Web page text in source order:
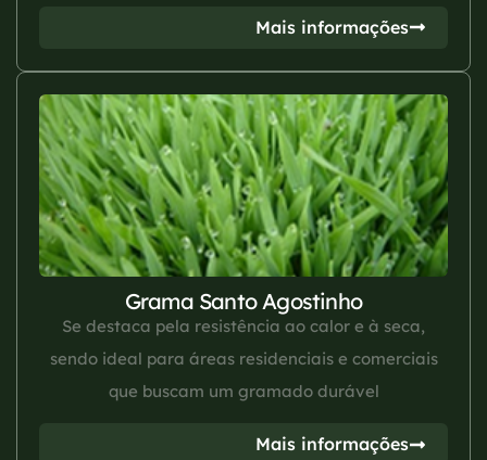
Mais informações
Grama Santo Agostinho
Se destaca pela resistência ao calor e à seca,
sendo ideal para áreas residenciais e comerciais
que buscam um gramado durável
Mais informações